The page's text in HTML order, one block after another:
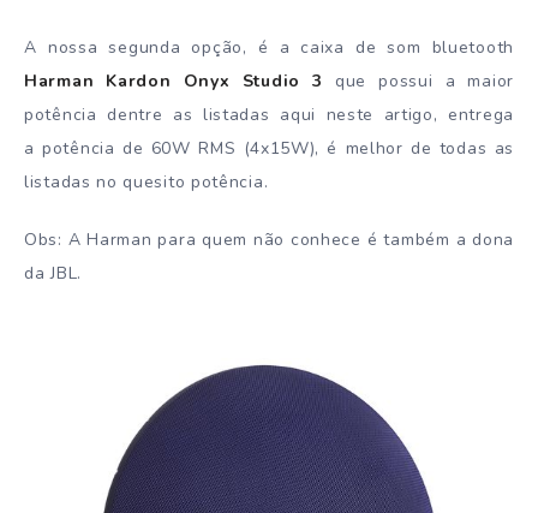
A nossa segunda opção, é a caixa de som bluetooth
Harman Kardon Onyx Studio 3 que possui a maior
potência dentre as listadas aqui neste artigo, entrega
a potência de 60W RMS (4x15W), é melhor de todas as
listadas no quesito potência.
Obs: A Harman para quem não conhece é também a dona
da JBL.